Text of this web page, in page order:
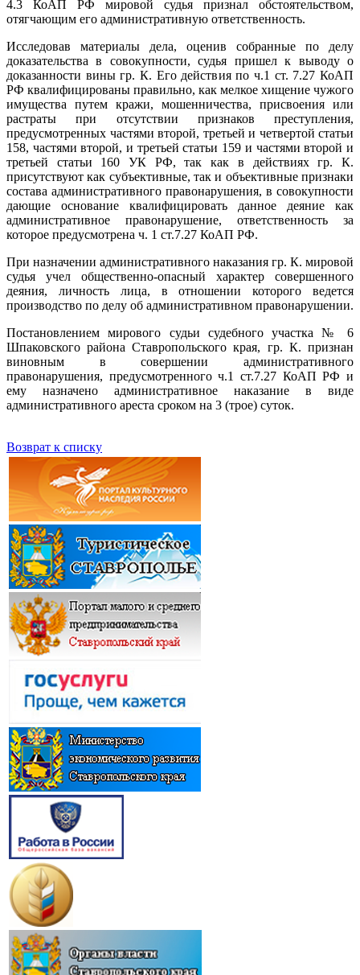
4.3 КоАП РФ мировой судья признал обстоятельством,
отягчающим его административную ответственность.
Исследовав материалы дела, оценив собранные по делу
доказательства в совокупности, судья пришел к выводу о
доказанности вины гр. К. Его действия по ч.1 ст. 7.27 КоАП
РФ квалифицированы правильно, как мелкое хищение чужого
имущества путем кражи, мошенничества, присвоения или
растраты при отсутствии признаков преступления,
предусмотренных частями второй, третьей и четвертой статьи
158, частями второй, и третьей статьи 159 и частями второй и
третьей статьи 160 УК РФ, так как в действиях гр. К.
присутствуют как субъективные, так и объективные признаки
состава административного правонарушения, в совокупности
дающие основание квалифицировать данное деяние как
административное правонарушение, ответственность за
которое предусмотрена ч. 1 ст.7.27 КоАП РФ.
При назначении административного наказания гр. К. мировой
судья учел общественно-опасный характер совершенного
деяния, личность лица, в отношении которого ведется
производство по делу об административном правонарушении.
Постановлением мирового судьи судебного участка № 6
Шпаковского района Ставропольского края, гр. К. признан
виновным в совершении административного
правонарушения, предусмотренного ч.1 ст.7.27 КоАП РФ и
ему назначено административное наказание в виде
административного ареста сроком на 3 (трое) суток.
Возврат к списку